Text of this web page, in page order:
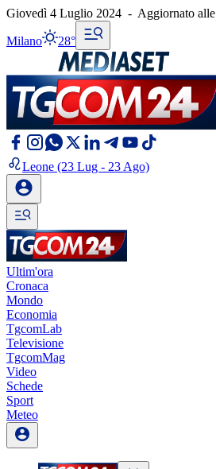
Giovedì 4 Luglio 2024 - Aggiornato alle
Milano 28°
Leone (23 Lug - 23 Ago)
Ultim'ora
Cronaca
Mondo
Economia
TgcomLab
Televisione
TgcomMag
Video
Schede
Sport
Meteo